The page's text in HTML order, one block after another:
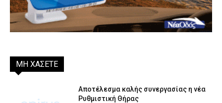
ΜΗ ΧΑΣΕΤΕ
Αποτέλεσμα καλής συνεργασίας η νέα
Ρυθμιστική Θήρας